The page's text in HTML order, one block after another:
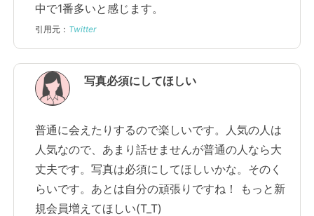
中で1番多いと感じます。
引用元： Twitter
写真必須にしてほしい
普通に会えたりするので楽しいです。人気の人は
人気なので、あまり話せませんが普通の人なら大
丈夫です。写真は必須にしてほしいかな。そのく
らいです。あとは自分の頑張りですね！ もっと新
規会員増えてほしい(T_T)